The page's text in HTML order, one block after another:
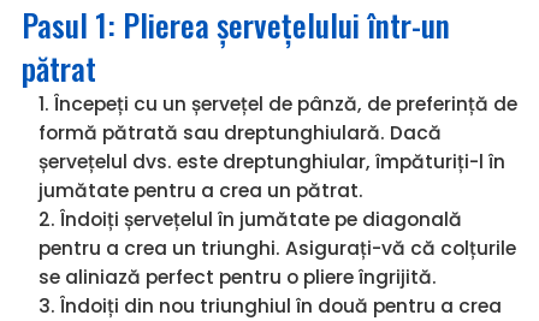
Pasul 1: Plierea șervețelului într-un
pătrat
Începeți cu un șervețel de pânză, de preferință de
formă pătrată sau dreptunghiulară. Dacă
șervețelul dvs. este dreptunghiular, împăturiți-l în
jumătate pentru a crea un pătrat.
Îndoiți șervețelul în jumătate pe diagonală
pentru a crea un triunghi. Asigurați-vă că colțurile
se aliniază perfect pentru o pliere îngrijită.
Îndoiți din nou triunghiul în două pentru a crea